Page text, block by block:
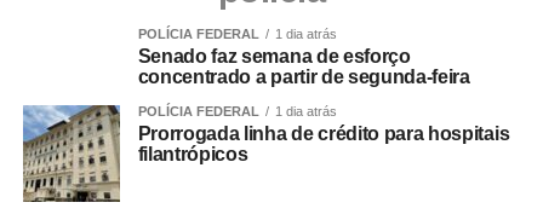
POLÍCIA FEDERAL 1 dia atrás
Senado faz semana de esforço
concentrado a partir de segunda-feira
POLÍCIA FEDERAL 1 dia atrás
Prorrogada linha de crédito para hospitais
filantrópicos